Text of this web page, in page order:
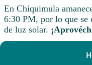
En Chiquimula
6:30 PM, por lo que se
de luz solar.